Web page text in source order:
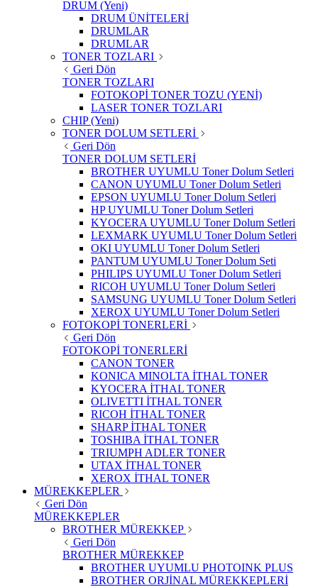
DRUM (Yeni)
DRUM ÜNİTELERİ
DRUMLAR
DRUMLAR
TONER TOZLARI
Geri Dön
TONER TOZLARI
FOTOKOPİ TONER TOZU (YENİ)
LASER TONER TOZLARI
CHIP (Yeni)
TONER DOLUM SETLERİ
Geri Dön
TONER DOLUM SETLERİ
BROTHER UYUMLU Toner Dolum Setleri
CANON UYUMLU Toner Dolum Setleri
EPSON UYUMLU Toner Dolum Setleri
HP UYUMLU Toner Dolum Setleri
KYOCERA UYUMLU Toner Dolum Setleri
LEXMARK UYUMLU Toner Dolum Setleri
OKI UYUMLU Toner Dolum Setleri
PANTUM UYUMLU Toner Dolum Seti
PHILIPS UYUMLU Toner Dolum Setleri
RICOH UYUMLU Toner Dolum Setleri
SAMSUNG UYUMLU Toner Dolum Setleri
XEROX UYUMLU Toner Dolum Setleri
FOTOKOPİ TONERLERİ
Geri Dön
FOTOKOPİ TONERLERİ
CANON TONER
KONICA MINOLTA İTHAL TONER
KYOCERA İTHAL TONER
OLIVETTI İTHAL TONER
RICOH İTHAL TONER
SHARP İTHAL TONER
TOSHIBA İTHAL TONER
TRIUMPH ADLER TONER
UTAX İTHAL TONER
XEROX İTHAL TONER
MÜREKKEPLER
Geri Dön
MÜREKKEPLER
BROTHER MÜREKKEP
Geri Dön
BROTHER MÜREKKEP
BROTHER UYUMLU PHOTOINK PLUS
BROTHER ORJİNAL MÜREKKEPLERİ